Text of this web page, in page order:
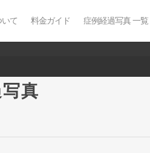
て 料金ガイド 症例経過写真 一覧
真